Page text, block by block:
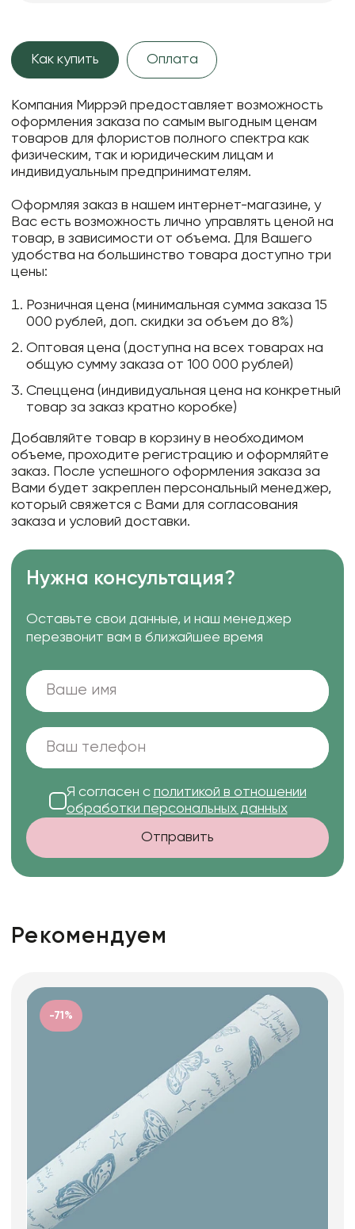
Как купить Оплата
Компания Миррэй предоставляет возможность
оформления заказа по самым выгодным ценам
товаров для флористов полного спектра как
физическим, так и юридическим лицам и
индивидуальным предпринимателям.
Оформляя заказ в нашем интернет-магазине, у
Вас есть возможность лично управлять ценой на
товар, в зависимости от объема. Для Вашего
удобства на большинство товара доступно три
цены:
Розничная цена (минимальная сумма заказа 15
000 рублей, доп. скидки за объем до 8%)
Оптовая цена (доступна на всех товарах на
общую сумму заказа от 100 000 рублей)
Спеццена (индивидуальная цена на конкретный
товар за заказ кратно коробке)
Добавляйте товар в корзину в необходимом
объеме, проходите регистрацию и оформляйте
заказ. После успешного оформления заказа за
Вами будет закреплен персональный менеджер,
который свяжется с Вами для согласования
заказа и условий доставки.
Нужна консультация?
Оставьте свои данные, и наш менеджер
перезвонит вам в ближайшее время
Я согласен с политикой в отношении
обработки персональных данных
Отправить
Рекомендуем
-71%